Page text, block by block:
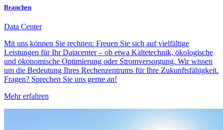
Branchen
Data Center
Mit uns können Sie rechnen: Freuen Sie sich auf vielfältige
Leistungen für Ihr Datacenter – ob etwa Kältetechnik, ökologische
und ökonomische Optimierung oder Stromversorgung. Wir wissen
um die Bedeutung Ihres Rechenzentrums für Ihre Zukunftsfähigkeit.
Fragen? Sprechen Sie uns gerne an!
Mehr erfahren